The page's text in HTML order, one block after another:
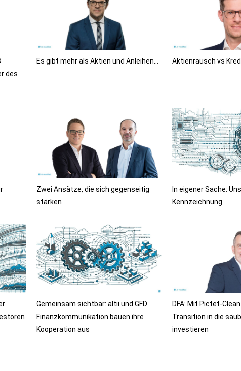
des
Es gibt mehr als Aktien und Anleihen… Aktienrausch vs
Zwei Ansätze, die sich gegenseitig
stärken
In eigener Sache:
Kennzeichnung
Gemeinsam sichtbar: altii und GFD
Finanzkommunikation bauen ihre
Kooperation aus
DFA: Mit Pictet-
Transition in die
investieren